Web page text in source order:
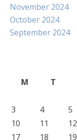
November 2024
October 2024
September 2024
M
T
3
4 5
10
11 12
17
18 19